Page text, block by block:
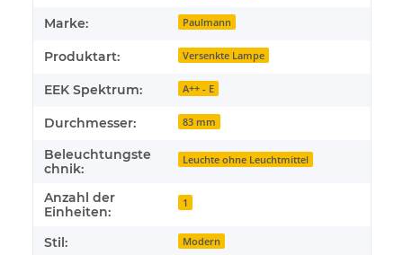
Marke: Paulmann
Produktart: Versenkte Lampe
EEK Spektrum: A++ - E
Durchmesser: 83 mm
Beleuchtungste
chnik:
Leuchte ohne Leuchtmittel
Anzahl der
Einheiten:
1
Stil: Modern